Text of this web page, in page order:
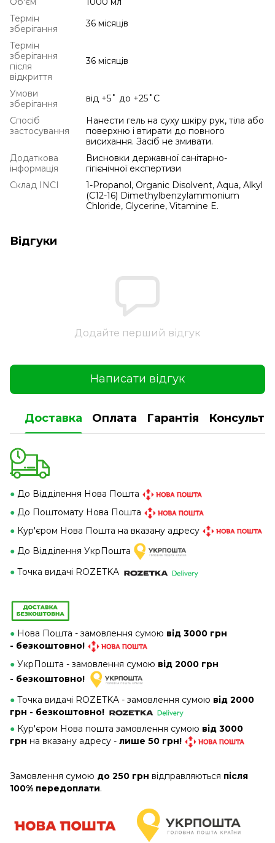
Термін
зберігання
36 місяців
Термін
зберігання
після
відкриття
36 місяців
Умови
зберігання
від +5˚ до +25˚С
Спосіб
застосування
Нанести гель на суху шкіру рук, тіла або
поверхню і втирати до повного
висихання. Засіб не змивати.
Додаткова
інформація
Висновки державної санітарно-
гігієнічної експертизи
Склад INCI
1-Propanol, Organic Disolvent, Aqua, Alkyl
(C12-16) Dimethylbenzylammonium
Chloride, Glycerine, Vitamine E.
Відгуки
Додайте перший відгук
Написати відгук
Доставка Оплата Гарантія
● До Відділення Нова Пошта
● До Поштомату Нова Пошта
● Кур'єром Нова Пошта на вказану адресу
● До Відділення УкрПошта
● Точка видачі ROZETKA
● Нова Пошта - замовлення сумою від 3000 грн
- безкоштовно!
● УкрПошта - замовлення сумою від 2000 грн
- безкоштовно!
● Точка видачі ROZETKA - замовлення сумою від 2000
грн - безкоштовно!
● Кур'єром Нова пошта замовлення сумою від 3000
грн на вказану адресу - лише 50 грн!
Замовлення сумою до 250 грн відправляються після
100% передоплати.